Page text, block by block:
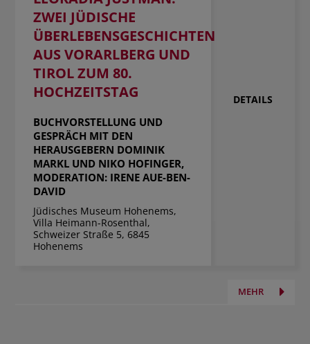
ZWEI JÜDISCHE
ÜBERLEBENSGESCHICHTEN
AUS VORARLBERG UND
TIROL ZUM 80.
HOCHZEITSTAG
BUCHVORSTELLUNG UND
GESPRÄCH MIT DEN
HERAUSGEBERN DOMINIK
MARKL UND NIKO HOFINGER,
MODERATION: IRENE AUE-BEN-
DAVID
Jüdisches Museum Hohenems,
Villa Heimann-Rosenthal,
Schweizer Straße 5, 6845
Hohenems
DETAILS
MEHR